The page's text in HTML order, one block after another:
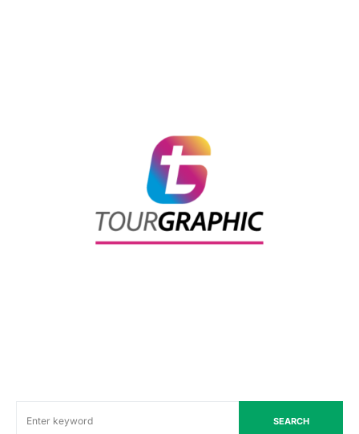
SEARCH